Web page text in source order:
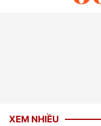
XEM NHIỀU